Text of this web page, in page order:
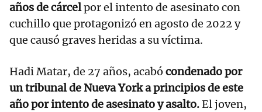
años de cárcelpor el intento de asesinato con
cuchillo que protagonizó en agosto de 2022 y
que causó graves heridas a su víctima.
Hadi Matar, de 27 años, acabó condenado por
un tribunal de Nueva York a principios de este
año por intento de asesinato y asalto.El joven,